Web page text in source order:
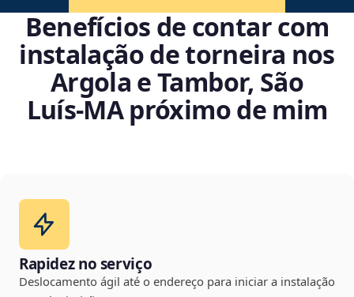
Benefícios de contar com
instalação de torneira nos
Argola e Tambor, São
Luís‑MA próximo de mim
Rapidez no serviço
Deslocamento ágil até o endereço para iniciar a instalação